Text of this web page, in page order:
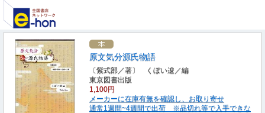
原文気分源氏物語
〔紫式部／著〕 くぼい逡／編
東京図書出版
1,100円
メーカーに在庫有無を確認し、お取り寄せ
通常1週間~4週間で出荷 ※品切れ等で入手できな